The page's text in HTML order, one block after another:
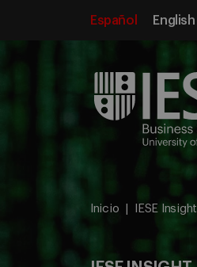
Español English
Inicio IESE Insight